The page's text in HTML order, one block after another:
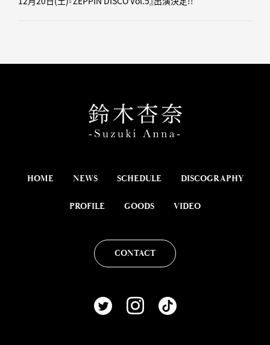
HOME NEWS SCHEDULE DISCOGRAPHY
PROFILE GOODS VIDEO
CONTACT